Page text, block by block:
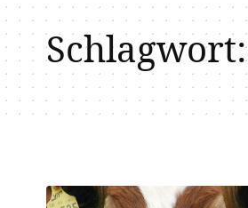
Schlagwort: